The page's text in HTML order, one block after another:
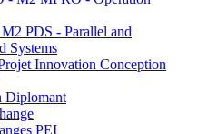
PDS - Parallel and
Systems
Innovation Conception
Diplomant
PEI